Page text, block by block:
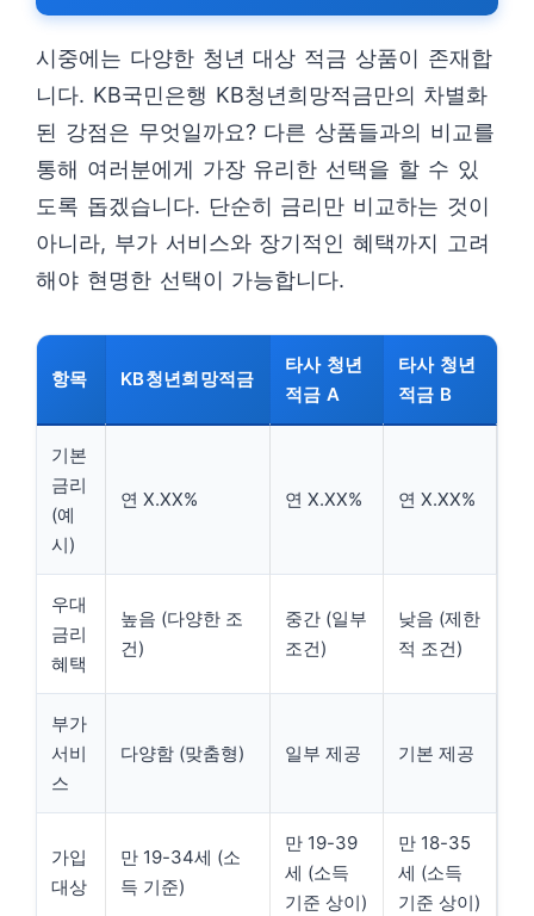
시중에는 다양한 청년 대상 적금 상품이 존재합
니다. KB국민은행 KB청년희망적금만의 차별화
된 강점은 무엇일까요? 다른 상품들과의 비교를
통해 여러분에게 가장 유리한 선택을 할 수 있
도록 돕겠습니다. 단순히 금리만 비교하는 것이
아니라, 부가 서비스와 장기적인 혜택까지 고려
해야 현명한 선택이 가능합니다.
항목 KB청년희망적금
타사 청년
적금 A
타사 청년
적금 B
기본
금리
(예
시)
연 X.XX% 연 X.XX% 연 X.XX%
우대
금리
혜택
높음 (다양한 조
건)
중간 (일부
조건)
낮음 (제한
적 조건)
부가
서비
스
다양함 (맞춤형) 일부 제공 기본 제공
가입
대상
만 19-34세 (소
득 기준)
만 19-39
세 (소득
기준 상이)
만 18-35
세 (소득
기준 상이)